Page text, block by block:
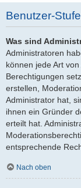
Benutzer-
Was sind
Administratoren
können jede Art
Berechtigungen
erstellen,
Administrator hat,
ihnen ein Gründer
erteilt hat.
entsprechende
Nach oben